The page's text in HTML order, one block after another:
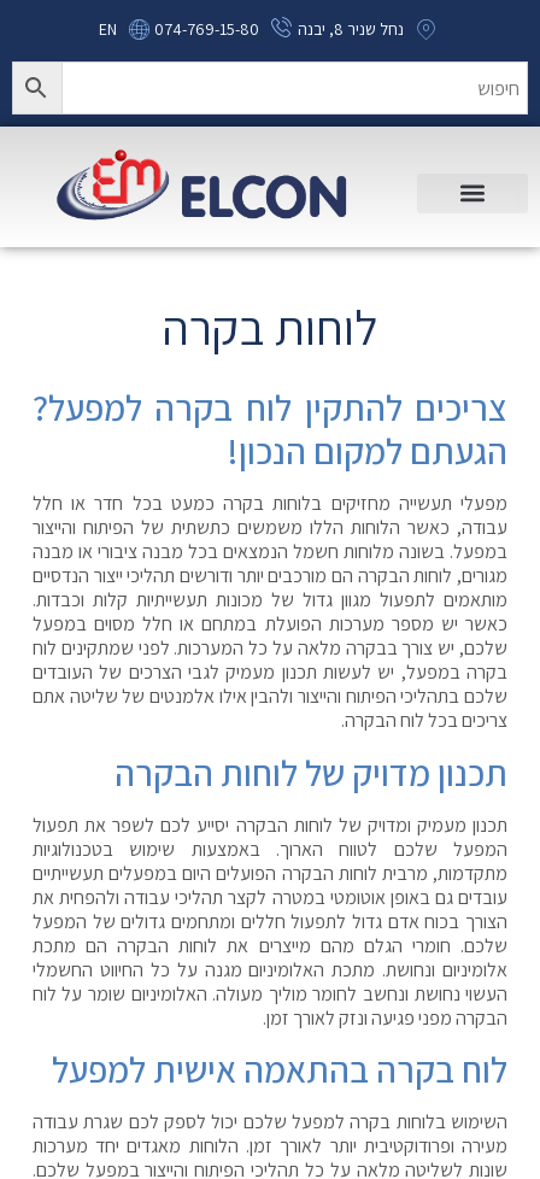
נחל שניר 8, יבנה 074-769-15-80
EN
לוחות בקרה
צריכים להתקין לוח בקרה למפעל?
הגעתם למקום הנכון!
מפעלי תעשייה מחזיקים בלוחות בקרה כמעט בכל חדר או חלל
עבודה, כאשר הלוחות הללו משמשים כתשתית של הפיתוח והייצור
במפעל. בשונה מלוחות חשמל הנמצאים בכל מבנה ציבורי או מבנה
מגורים, לוחות הבקרה הם מורכבים יותר ודורשים תהליכי ייצור הנדסיים
מותאמים לתפעול מגוון גדול של מכונות תעשייתיות קלות וכבדות.
כאשר יש מספר מערכות הפועלת במתחם או חלל מסוים במפעל
שלכם, יש צורך בבקרה מלאה על כל המערכות. לפני שמתקינים לוח
בקרה במפעל, יש לעשות תכנון מעמיק לגבי הצרכים של העובדים
שלכם בתהליכי הפיתוח והייצור ולהבין אילו אלמנטים של שליטה אתם
צריכים בכל לוח הבקרה.
תכנון מדויק של לוחות הבקרה
תכנון מעמיק ומדויק של לוחות הבקרה יסייע לכם לשפר את תפעול
המפעל שלכם לטווח הארוך. באמצעות שימוש בטכנולוגיות
מתקדמות, מרבית לוחות הבקרה הפועלים היום במפעלים תעשייתיים
עובדים גם באופן אוטומטי במטרה לקצר תהליכי עבודה ולהפחית את
הצורך בכוח אדם גדול לתפעול חללים ומתחמים גדולים של המפעל
שלכם. חומרי הגלם מהם מייצרים את לוחות הבקרה הם מתכת
אלומיניום ונחושת. מתכת האלומיניום מגנה על כל החיווט החשמלי
העשוי נחושת ונחשב לחומר מוליך מעולה. האלומיניום שומר על לוח
הבקרה מפני פגיעה ונזק לאורך זמן.
לוח בקרה בהתאמה אישית למפעל
השימוש בלוחות בקרה למפעל שלכם יכול לספק לכם שגרת עבודה
מעירה ופרודוקטיבית יותר לאורך זמן. הלוחות מאגדים יחד מערכות
שונות לשליטה מלאה על כל תהליכי הפיתוח והייצור במפעל שלכם.